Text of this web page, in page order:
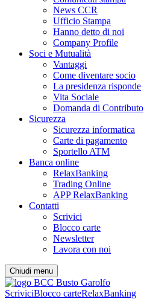
News CCR
Ufficio Stampa
Hanno detto di noi
Company Profile
Soci e Mutualità
Vantaggi
Come diventare socio
La presidenza risponde
Vita Sociale
Domanda di Contributo
Sicurezza
Sicurezza informatica
Carte di pagamento
Sportello ATM
Banca online
RelaxBanking
Trading Online
APP RelaxBanking
Contatti
Scrivici
Blocco carte
Newsletter
Lavora con noi
Chiudi menu
ScriviciBlocco carteRelaxBanking